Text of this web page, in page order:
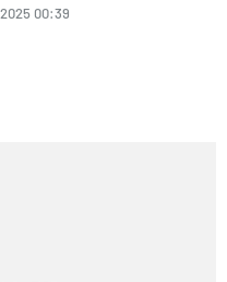
00:39